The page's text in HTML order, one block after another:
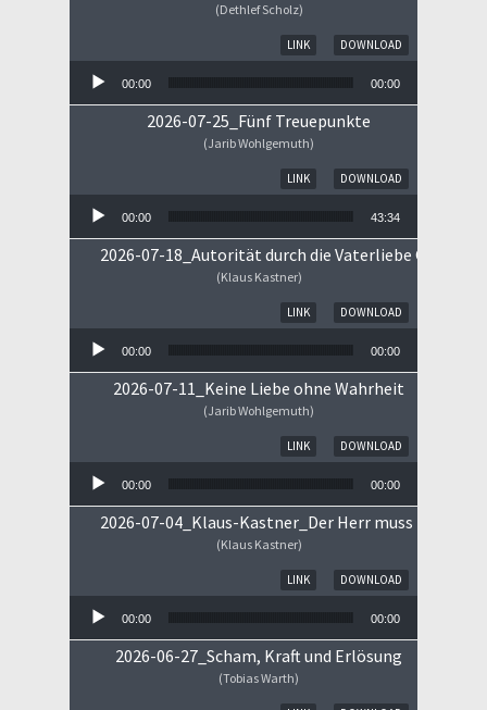
(Dethlef Scholz)
DOWNLOAD
LINK
00:00 00:00
2026-07-25_Fünf Treuepunkte
(Jarib Wohlgemuth)
DOWNLOAD
LINK
00:00 43:34
2026-07-18_Autorität durch die Vaterliebe Gottes
(Klaus Kastner)
DOWNLOAD
LINK
00:00 00:00
2026-07-11_Keine Liebe ohne Wahrheit
(Jarib Wohlgemuth)
DOWNLOAD
LINK
00:00 00:00
2026-07-04_Klaus-Kastner_Der Herr muss im
(Klaus Kastner)
DOWNLOAD
LINK
00:00 00:00
2026-06-27_Scham, Kraft und Erlösung
(Tobias Warth)